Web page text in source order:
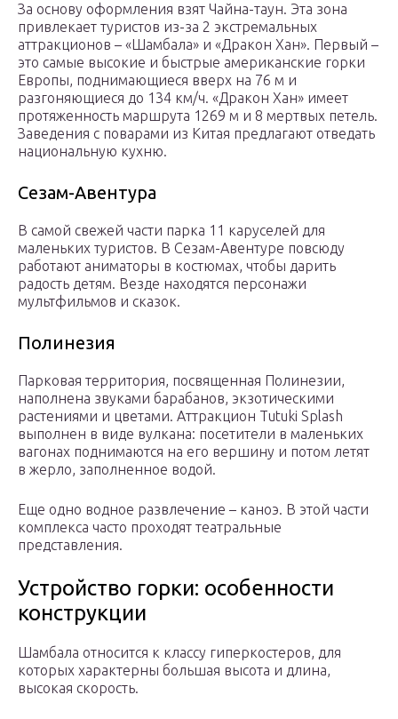
За основу оформления взят Чайна-таун. Эта зона
привлекает туристов из-за 2 экстремальных
аттракционов – «Шамбала» и «Дракон Хан». Первый –
это самые высокие и быстрые американские горки
Европы, поднимающиеся вверх на 76 м и
разгоняющиеся до 134 км/ч. «Дракон Хан» имеет
протяженность маршрута 1269 м и 8 мертвых петель.
Заведения с поварами из Китая предлагают отведать
национальную кухню.
Сезам-Авентура
В самой свежей части парка 11 каруселей для
маленьких туристов. В Сезам-Авентуре повсюду
работают аниматоры в костюмах, чтобы дарить
радость детям. Везде находятся персонажи
мультфильмов и сказок.
Полинезия
Парковая территория, посвященная Полинезии,
наполнена звуками барабанов, экзотическими
растениями и цветами. Аттракцион Tutuki Splash
выполнен в виде вулкана: посетители в маленьких
вагонах поднимаются на его вершину и потом летят
в жерло, заполненное водой.
Еще одно водное развлечение – каноэ. В этой части
комплекса часто проходят театральные
представления.
Устройство горки: особенности
конструкции
Шамбала относится к классу гиперкостеров, для
которых характерны большая высота и длина,
высокая скорость.